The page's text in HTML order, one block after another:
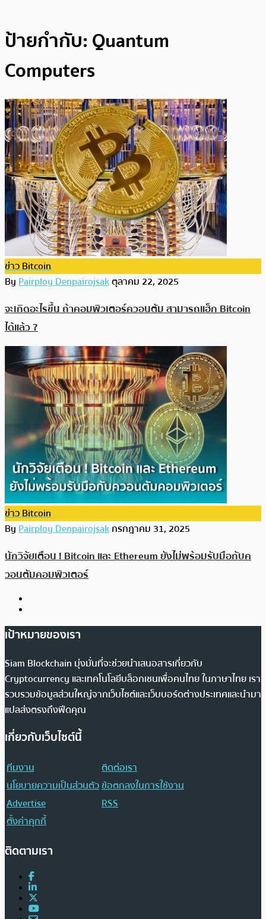
ป้ายกำกับ: Quantum
Computers
ข่าว Bitcoin
ByPairploy Denpairojsakตุลาคม 22, 2025
จะเกิดอะไรขึ้น ถ้าคอมพิวเตอร์ควอนตัม สามารถแฮ็ก Bitcoin
ได้แล้ว ?
ข่าว Bitcoin
ByPairploy Denpairojsakกรกฎาคม 31, 2025
นักวิจัยเตือน ! Bitcoin และ Ethereum ยังไม่พร้อมรับมือกับค
วอนตัมคอมพิวเตอร์
เป้าหมายของเรา
Siam Blockchain มุ่งมั่นที่จะช่วยนำเสนอสารเกี่ยวกับ
Cryptocurrency และเทคโนโลยีบล็อกเชนเพื่อคนไทย ในภาษาไทย เรา
รวบรวมข้อมูลส่วนใหญ่จากเว็บไซต์และเว็บบอร์ดต่างประเทศและนำมา
แปลส่งตรงถึงฟีดคุณ
เกี่ยวกับเว็บไซต์นี้
ทีมงาน
ติดต่อเรา
นโยบายความเป็นส่วนตัวข้อตกลงในการใช้งาน
Advertise
RSS
ตั้งค่าคุกกี้
ติดตามเรา